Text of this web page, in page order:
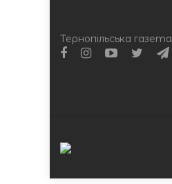
Тернопільська газета